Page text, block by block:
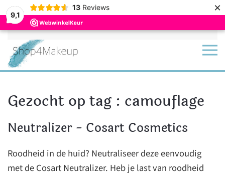
9,1
13 Reviews ×
Terug naar hoofdinhoud
Gezocht op tag : camouflage
Neutralizer - Cosart Cosmetics
Roodheid in de huid? Neutraliseer deze eenvoudig
met de Cosart Neutralizer. Heb je last van roodheid